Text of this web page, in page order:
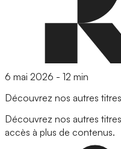
6 mai 2026 - 12 min
Découvrez nos autres titres
Découvrez nos autres
accès à plus de contenus.